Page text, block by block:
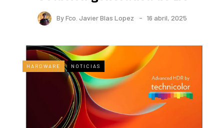
ByFco. Javier Blas Lopez 16 abril, 2025
HARDWARE NOTICIAS